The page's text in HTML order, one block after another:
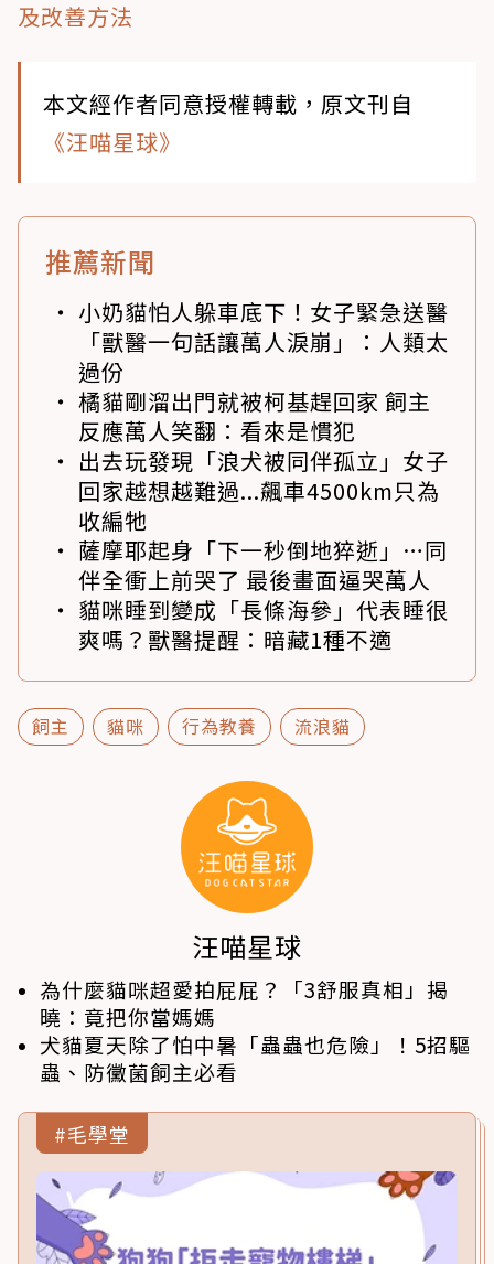
及改善方法
本文經作者同意授權轉載，原文刊自
《汪喵星球》
推薦新聞
小奶貓怕人躲車底下！女子緊急送醫
「獸醫一句話讓萬人淚崩」：人類太
過份
橘貓剛溜出門就被柯基趕回家 飼主
反應萬人笑翻：看來是慣犯
出去玩發現「浪犬被同伴孤立」女子
回家越想越難過...飆車4500km只為
收編牠
薩摩耶起身「下一秒倒地猝逝」…同
伴全衝上前哭了 最後畫面逼哭萬人
貓咪睡到變成「長條海參」代表睡很
爽嗎？獸醫提醒：暗藏1種不適
飼主 貓咪 行為教養 流浪貓
汪喵星球
為什麼貓咪超愛拍屁屁？「3舒服真相」揭
曉：竟把你當媽媽
犬貓夏天除了怕中暑「蟲蟲也危險」！5招驅
蟲、防黴菌飼主必看
#毛學堂